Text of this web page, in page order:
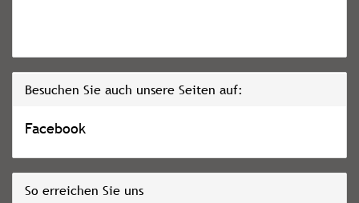
Besuchen Sie auch unsere Seiten auf:
Facebook
So erreichen Sie uns